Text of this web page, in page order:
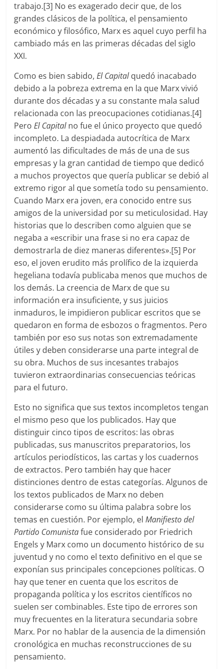
trabajo.[3] No es exagerado decir que, de los
grandes clásicos de la política, el pensamiento
económico y filosófico, Marx es aquel cuyo perfil ha
cambiado más en las primeras décadas del siglo
XXI.
Como es bien sabido,El Capitalquedó inacabado
debido a la pobreza extrema en la que Marx vivió
durante dos décadas y a su constante mala salud
relacionada con las preocupaciones cotidianas.[4]
PeroEl Capitalno fue el único proyecto que quedó
incompleto. La despiadada autocrítica de Marx
aumentó las dificultades de más de una de sus
empresas y la gran cantidad de tiempo que dedicó
a muchos proyectos que quería publicar se debió al
extremo rigor al que sometía todo su pensamiento.
Cuando Marx era joven, era conocido entre sus
amigos de la universidad por su meticulosidad. Hay
historias que lo describen como alguien que se
negaba a «escribir una frase si no era capaz de
demostrarla de diez maneras diferentes».[5] Por
eso, el joven erudito más prolífico de la izquierda
hegeliana todavía publicaba menos que muchos de
los demás. La creencia de Marx de que su
información era insuficiente, y sus juicios
inmaduros, le impidieron publicar escritos que se
quedaron en forma de esbozos o fragmentos. Pero
también por eso sus notas son extremadamente
útiles y deben considerarse una parte integral de
su obra. Muchos de sus incesantes trabajos
tuvieron extraordinarias consecuencias teóricas
para el futuro.
Esto no significa que sus textos incompletos tengan
el mismo peso que los publicados. Hay que
distinguir cinco tipos de escritos: las obras
publicadas, sus manuscritos preparatorios, los
artículos periodísticos, las cartas y los cuadernos
de extractos. Pero también hay que hacer
distinciones dentro de estas categorías. Algunos de
los textos publicados de Marx no deben
considerarse como su última palabra sobre los
temas en cuestión. Por ejemplo, elManifiesto del
Partido Comunistafue considerado por Friedrich
Engels y Marx como un documento histórico de su
juventud y no como el texto definitivo en el que se
exponían sus principales concepciones políticas. O
hay que tener en cuenta que los escritos de
propaganda política y los escritos científicos no
suelen ser combinables. Este tipo de errores son
muy frecuentes en la literatura secundaria sobre
Marx. Por no hablar de la ausencia de la dimensión
cronológica en muchas reconstrucciones de su
pensamiento.